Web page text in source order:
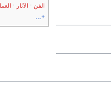
الفن الآثار
+...